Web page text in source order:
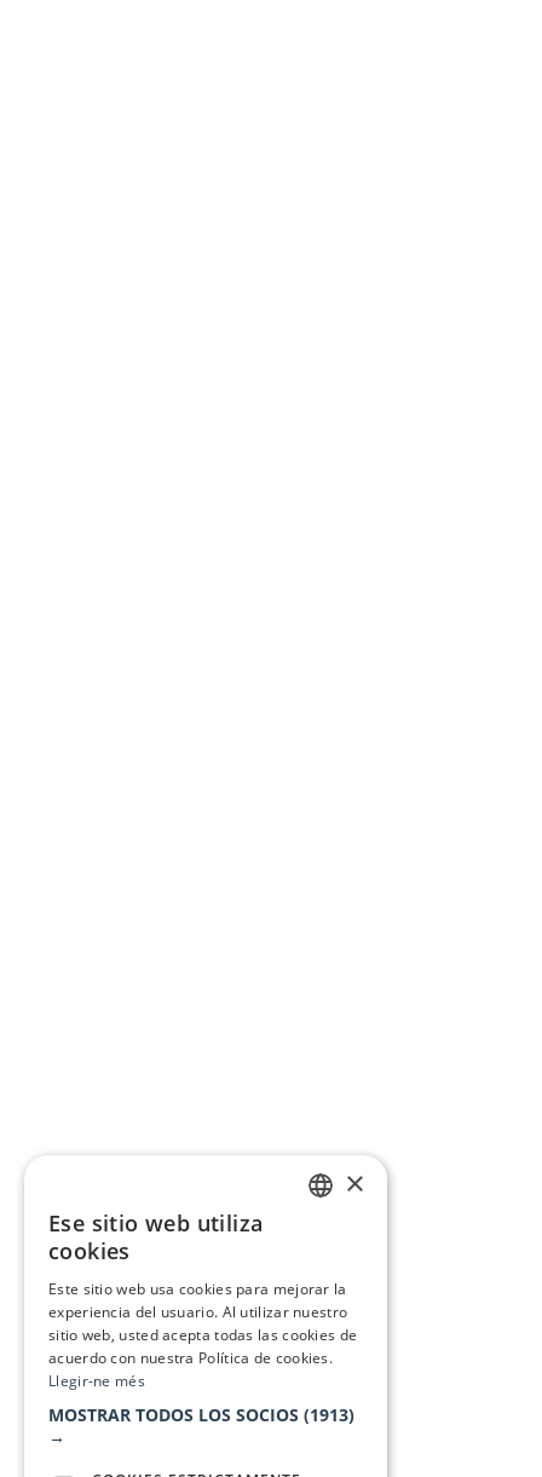
×
Ese sitio web utiliza
cookies
Este sitio web usa cookies para mejorar la
experiencia del usuario. Al utilizar nuestro
sitio web, usted acepta todas las cookies de
acuerdo con nuestra Política de cookies.
Llegir-ne més
MOSTRAR TODOS LOS SOCIOS (1913)
→